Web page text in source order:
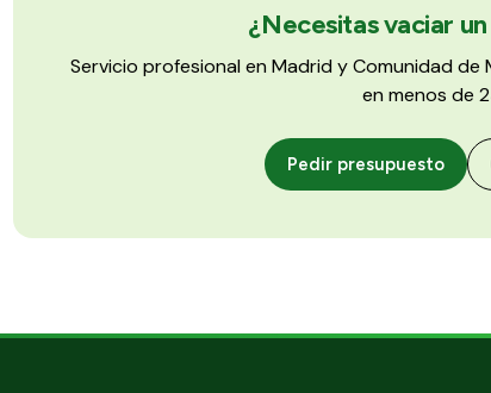
¿Necesitas vaciar
Servicio profesional en Madrid y Comunidad
en menos de
Pedir presupuesto